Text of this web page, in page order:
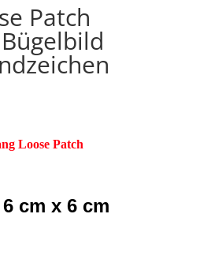
Patch
Loose Patch
6 cm x 6 cm